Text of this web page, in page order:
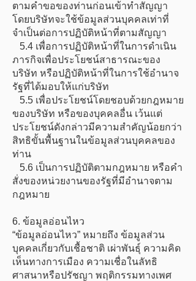
ตามคำขอของท่านก่อนเข้าทำสัญญา
โดยบริษัทจะใช้ข้อมูลส่วนบุคคลเท่าที่
จำเป็นต่อการปฏิบัติหน้าที่ตามสัญญา
5.4 เพื่อการปฏิบัติหน้าที่ในการดำเนิน
ภารกิจเพื่อประโยชน์สาธารณะของ
บริษัท หรือปฏิบัติหน้าที่ในการใช้อำนาจ
รัฐที่ได้มอบให้แก่บริษัท
5.5 เพื่อประโยชน์โดยชอบด้วยกฎหมาย
ของบริษัท หรือของบุคคลอื่น เว้นแต่
ประโยชน์ดังกล่าวมีความสำคัญน้อยกว่า
สิทธิขั้นพื้นฐานในข้อมูลส่วนบุคคลของ
ท่าน
5.6 เป็นการปฏิบัติตามกฎหมาย หรือคำ
สั่งของหน่วยงานของรัฐที่มีอำนาจตาม
กฎหมาย
6. ข้อมูลอ่อนไหว
“ข้อมูลอ่อนไหว” หมายถึง ข้อมูลส่วน
บุคคลเกี่ยวกับเชื้อชาติ เผ่าพันธุ์ ความคิด
เห็นทางการเมือง ความเชื่อในลัทธิ
ศาสนาหรือปรัชญา พฤติกรรมทางเพศ